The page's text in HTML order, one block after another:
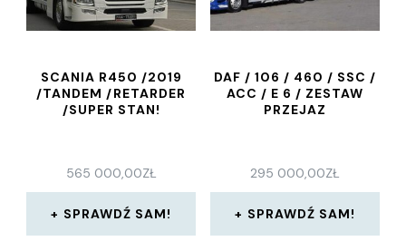
SCANIA R450 /2019
/TANDEM /RETARDER
/SUPER STAN!
565 000,00ZŁ
SPRAWDŹ SAM!
DAF / 106 / 460 / SSC /
ACC / E 6 / ZESTAW
PRZEJAZ
295 000,00ZŁ
SPRAWDŹ SAM!